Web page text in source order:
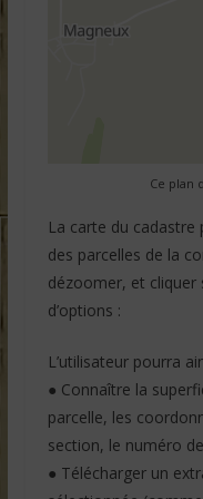
Ce plan
La carte du cadastre
des parcelles de la
dézoomer, et cliquer
d’options :
L’utilisateur pourra
● Connaître la
parcelle, les
section, le numéro
● Télécharger un